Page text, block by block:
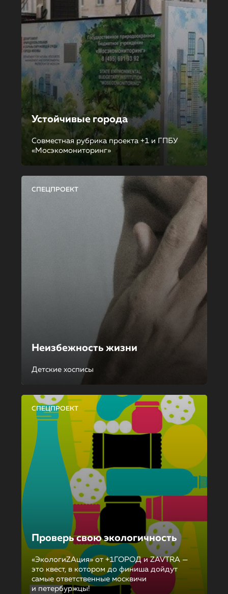
Устойчивые города
Совместная рубрика проекта +1 и ГПБУ
«Мосэкомониторинг»
СПЕЦПРОЕКТ
Неизбежность жизни
Детские хосписы
СПЕЦПРОЕКТ
Проверь свою экологичность
«ЭкологиZAция» от +1ГОРОД и ZAVTRA —
это квест, в котором до финиша дойдут
самые ответственные москвичи
и петербуржцы!